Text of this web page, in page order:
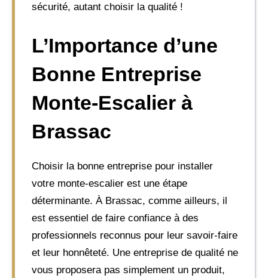
sécurité, autant choisir la qualité !
L’Importance d’une
Bonne Entreprise
Monte-Escalier à
Brassac
Choisir la bonne entreprise pour installer
votre monte-escalier est une étape
déterminante. À Brassac, comme ailleurs, il
est essentiel de faire confiance à des
professionnels reconnus pour leur savoir-faire
et leur honnêteté. Une entreprise de qualité ne
vous proposera pas simplement un produit,